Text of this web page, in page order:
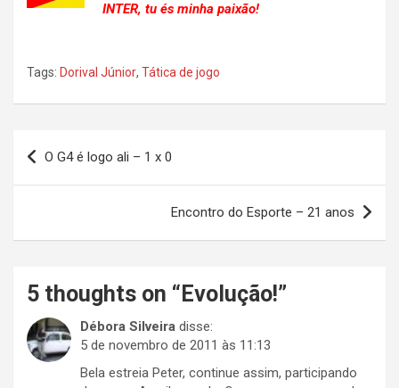
INTER, tu és minha paixão!
Tags: Dorival Júnior, Tática de jogo
Navegação
de
O G4 é logo ali – 1 x 0
Encontro do Esporte – 21 anos
5 thoughts on “ Evolução!”
Débora Silveira disse:
5 de novembro de 2011 às 11:13
Bela estreia Peter, continue assim, participando